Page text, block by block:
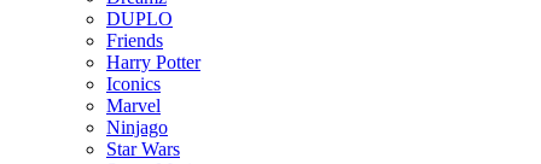
DUPLO
Friends
Harry Potter
Iconics
Marvel
Ninjago
Star Wars